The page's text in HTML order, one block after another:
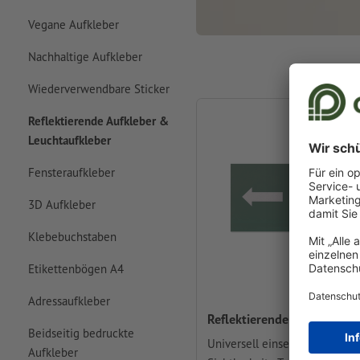
Vegane Aufkleber
Nachhaltige Aufkleber
Wiederverwendbare Sticker
Reflektierende Aufkleber &
Leuchtaufkleber
Fensteraufkleber
3D Aufkleber
Klebebuchstaben
Etikettenbögen A4
Adressaufkleber
Beidseitig bedruckte
Aufkleber
Reflektierende Aufkleber
Universell einsetzbar für